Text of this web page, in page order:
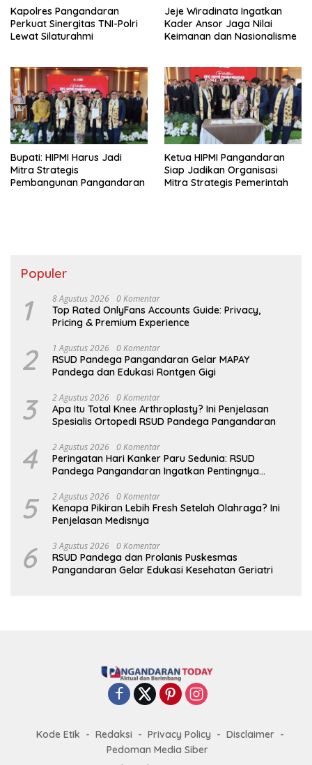
Kapolres Pangandaran
Perkuat Sinergitas TNI-Polri
Lewat Silaturahmi
Jeje Wiradinata Ingatkan
Kader Ansor Jaga Nilai
Keimanan dan Nasionalisme
Bupati: HIPMI Harus Jadi
Mitra Strategis
Pembangunan Pangandaran
Ketua HIPMI Pangandaran
Siap Jadikan Organisasi
Mitra Strategis Pemerintah
Populer
1 8 Agustus 2026 0 Komentar
Top Rated OnlyFans Accounts Guide: Privacy,
Pricing & Premium Experience
2 1 Agustus 2026 0 Komentar
RSUD Pandega Pangandaran Gelar MAPAY
Pandega dan Edukasi Rontgen Gigi
3 2 Agustus 2026 0 Komentar
Apa Itu Total Knee Arthroplasty? Ini Penjelasan
Spesialis Ortopedi RSUD Pandega Pangandaran
4 2 Agustus 2026 0 Komentar
Peringatan Hari Kanker Paru Sedunia: RSUD
Pandega Pangandaran Ingatkan Pentingnya
5 2 Agustus 2026 0 Komentar
Kenapa Pikiran Lebih Fresh Setelah Olahraga? Ini
Penjelasan Medisnya
6 3 Agustus 2026 0 Komentar
RSUD Pandega dan Prolanis Puskesmas
Pangandaran Gelar Edukasi Kesehatan Geriatri
Kode Etik Redaksi Privacy Policy
Disclaimer
Pedoman Media Siber